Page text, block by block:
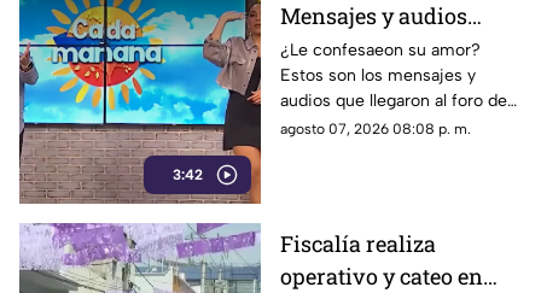
3:42
Mensajes y audios
llegaron al foro de
'Cada mañana'; parte 1
¿Le confesaeon su amor?
Estos son los mensajes y
audios que llegaron al foro de
‘Cada mañana’ estuvieron
agosto 07, 2026 08:08 p. m.
Fiscalía realiza
operativo y cateo en